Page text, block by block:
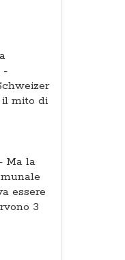
-
il mito di
Ma la
essere
3